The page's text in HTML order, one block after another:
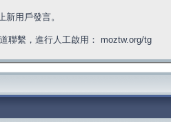
新用戶發言。
聯繫，進行人工啟用： moztw.org/tg